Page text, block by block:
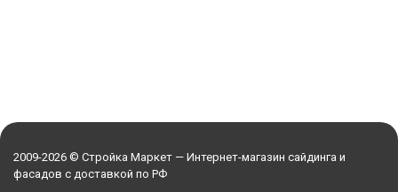
2009-2026 © Стройка Маркет — Интернет-магазин сайдинга и
фасадов с доставкой по РФ